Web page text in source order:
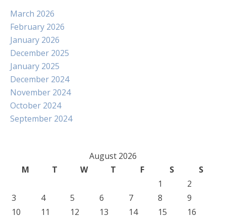
March 2026
February 2026
January 2026
December 2025
January 2025
December 2024
November 2024
October 2024
September 2024
August 2026
M
T W T F S
S
1
2
3
4 5 6 7 8
9
10
11 12 13 14 15
16